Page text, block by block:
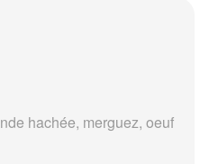
hachée, merguez, oeuf